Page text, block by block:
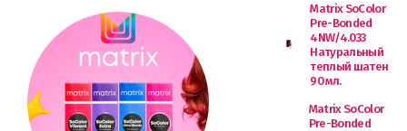
Matrix SoColor
Pre-Bonded
4NW/4.033
Натуральный
теплый шатен
90 мл.
Matrix SoColor
Pre-Bonded